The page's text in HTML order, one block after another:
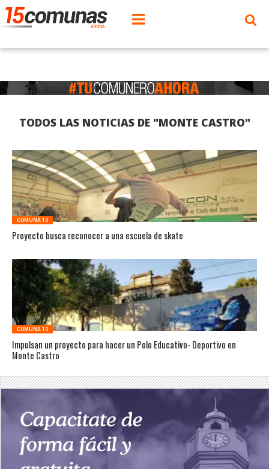
TODOS LAS NOTICIAS DE "MONTE CASTRO"
COMUNA 10
Proyecto busca reconocer a una escuela de skate
COMUNA 10
Impulsan un proyecto para hacer un Polo Educativo- Deportivo en
Monte Castro